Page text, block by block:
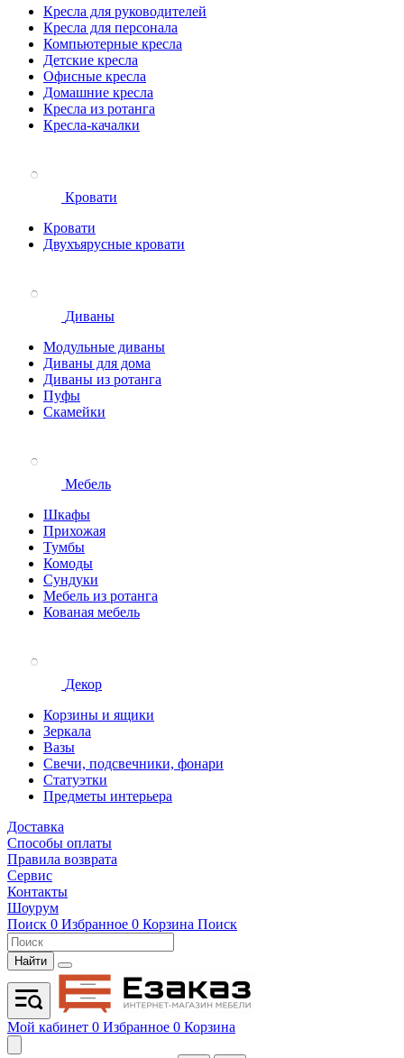
Кресла для руководителей
Кресла для персонала
Компьютерные кресла
Детские кресла
Офисные кресла
Домашние кресла
Кресла из ротанга
Кресла-качалки
Кровати
Кровати
Двухъярусные кровати
Диваны
Модульные диваны
Диваны для дома
Диваны из ротанга
Пуфы
Скамейки
Мебель
Шкафы
Прихожая
Тумбы
Комоды
Сундуки
Мебель из ротанга
Кованая мебель
Декор
Корзины и ящики
Зеркала
Вазы
Свечи, подсвечники, фонари
Статуэтки
Предметы интерьера
Доставка
Способы оплаты
Правила возврата
Сервис
Контакты
Шоурум
Поиск 0 Избранное 0 Корзина Поиск
Найти
Мой кабинет 0 Избранное 0 Корзина